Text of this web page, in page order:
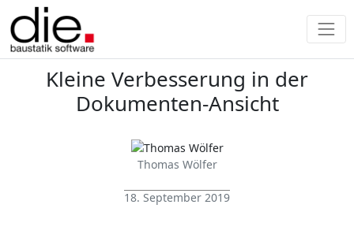
Kleine Verbesserung in der
Dokumenten-Ansicht
Thomas Wölfer
18. September 2019